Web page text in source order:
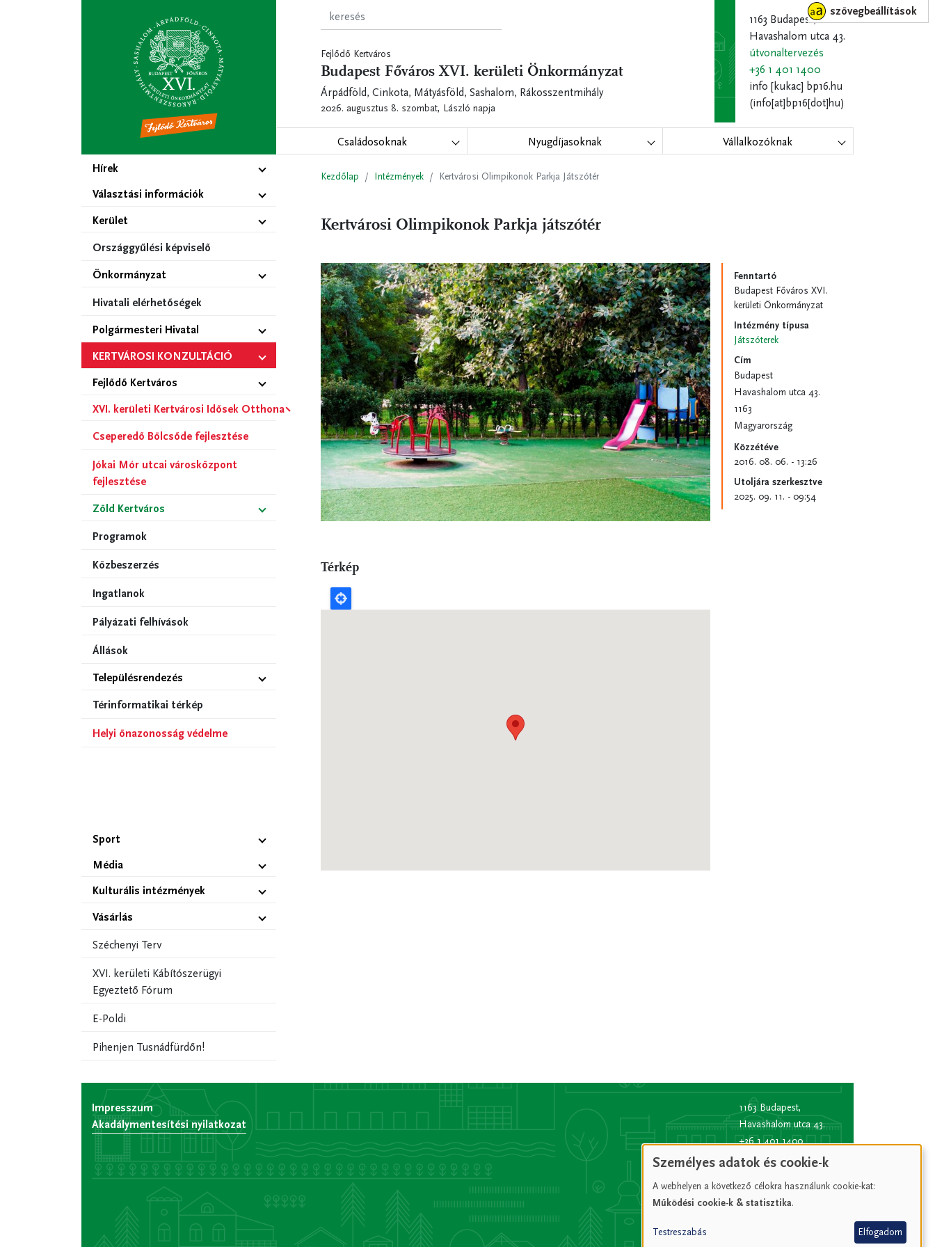
szövegbeállítások
Fejlődő Kertváros
Budapest Főváros XVI. kerületi Önkormányzat
Árpádföld, Cinkota, Mátyásföld, Sashalom, Rákosszentmihály
2026. augusztus 8. szombat, László napja
1163 Budapest,
Havashalom utca 43.
útvonaltervezés
+36 1 401 1400
info [kukac] bp16.hu
(info[at]bp16[dot]hu)
Családosoknak Nyugdíjasoknak
Vállalkozóknak
Hírek
Választási információk
Kerület
Országgyűlési képviselő
Önkormányzat
Hivatali elérhetőségek
Polgármesteri Hivatal
KERTVÁROSI KONZULTÁCIÓ
Fejlődő Kertváros
XVI. kerületi Kertvárosi Idősek Otthona
Cseperedő Bölcsőde fejlesztése
Jókai Mór utcai városközpont
fejlesztése
Zöld Kertváros
Programok
Közbeszerzés
Ingatlanok
Pályázati felhívások
Állások
Településrendezés
Térinformatikai térkép
Helyi önazonosság védelme
Sport
Média
Kulturális intézmények
Vásárlás
Széchenyi Terv
XVI. kerületi Kábítószerügyi
Egyeztető Fórum
E-Poldi
Pihenjen Tusnádfürdőn!
Kezdőlap Intézmények Kertvárosi Olimpikonok Parkja Játszótér
Kertvárosi Olimpikonok Parkja játszótér
Fenntartó
Budapest Főváros XVI.
kerületi Önkormányzat
Intézmény típusa
Játszóterek
Cím
Budapest
Havashalom utca 43.
1163
Magyarország
Közzétéve
2016. 08. 06. - 13:26
Utoljára szerkesztve
2025. 09. 11. - 09:54
Térkép
Impresszum
Akadálymentesítési nyilatkozat
1163 Budapest,
Havashalom utca 43.
+36 1 401 1400
info[kukac]bp16.hu
Hivatali kapu rövid
név:XVIPOLG
Személyes adatok és cookie-k
A webhelyen a következő célokra használunk cookie-kat:
Működési cookie-k & statisztika.
Testreszabás Elfogadom